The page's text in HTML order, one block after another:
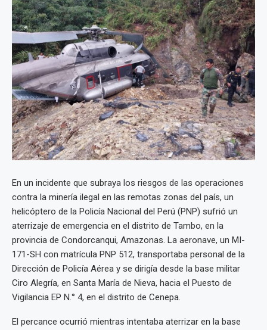
En un incidente que subraya los riesgos de las operaciones
contra la minería ilegal en las remotas zonas del país, un
helicóptero de la Policía Nacional del Perú (PNP) sufrió un
aterrizaje de emergencia en el distrito de Tambo, en la
provincia de Condorcanqui, Amazonas. La aeronave, un MI-
171-SH con matrícula PNP 512, transportaba personal de la
Dirección de Policía Aérea y se dirigía desde la base militar
Ciro Alegría, en Santa María de Nieva, hacia el Puesto de
Vigilancia EP N.° 4, en el distrito de Cenepa.
El percance ocurrió mientras intentaba aterrizar en la base